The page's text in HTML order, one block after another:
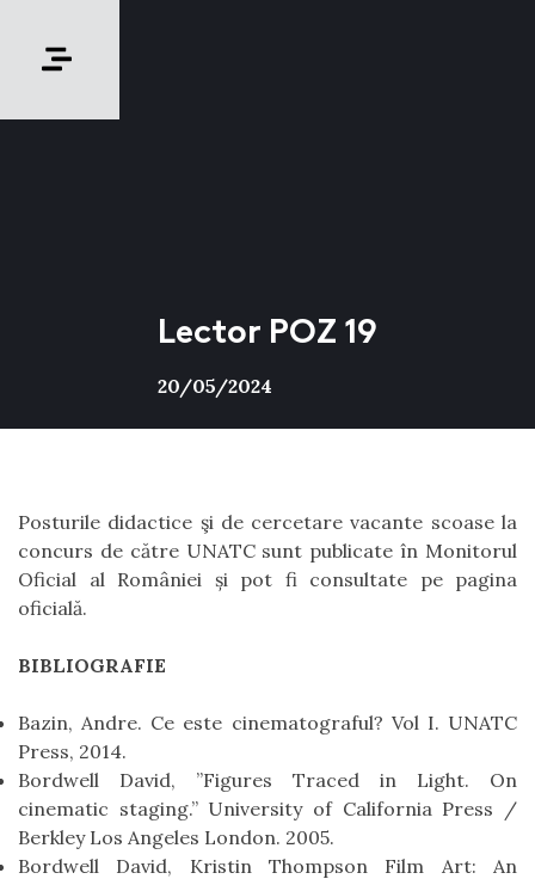
Lector POZ 19
20/05/2024
Posturile didactice şi de cercetare vacante scoase la
concurs de către UNATC sunt publicate în Monitorul
Oficial al României și pot fi consultate pe pagina
oficială.
BIBLIOGRAFIE
Bazin, Andre. Ce este cinematograful? Vol I. UNATC
Press, 2014.
Bordwell David, ”Figures Traced in Light. On
cinematic staging.” University of California Press /
Berkley Los Angeles London. 2005.
Bordwell David, Kristin Thompson Film Art: An